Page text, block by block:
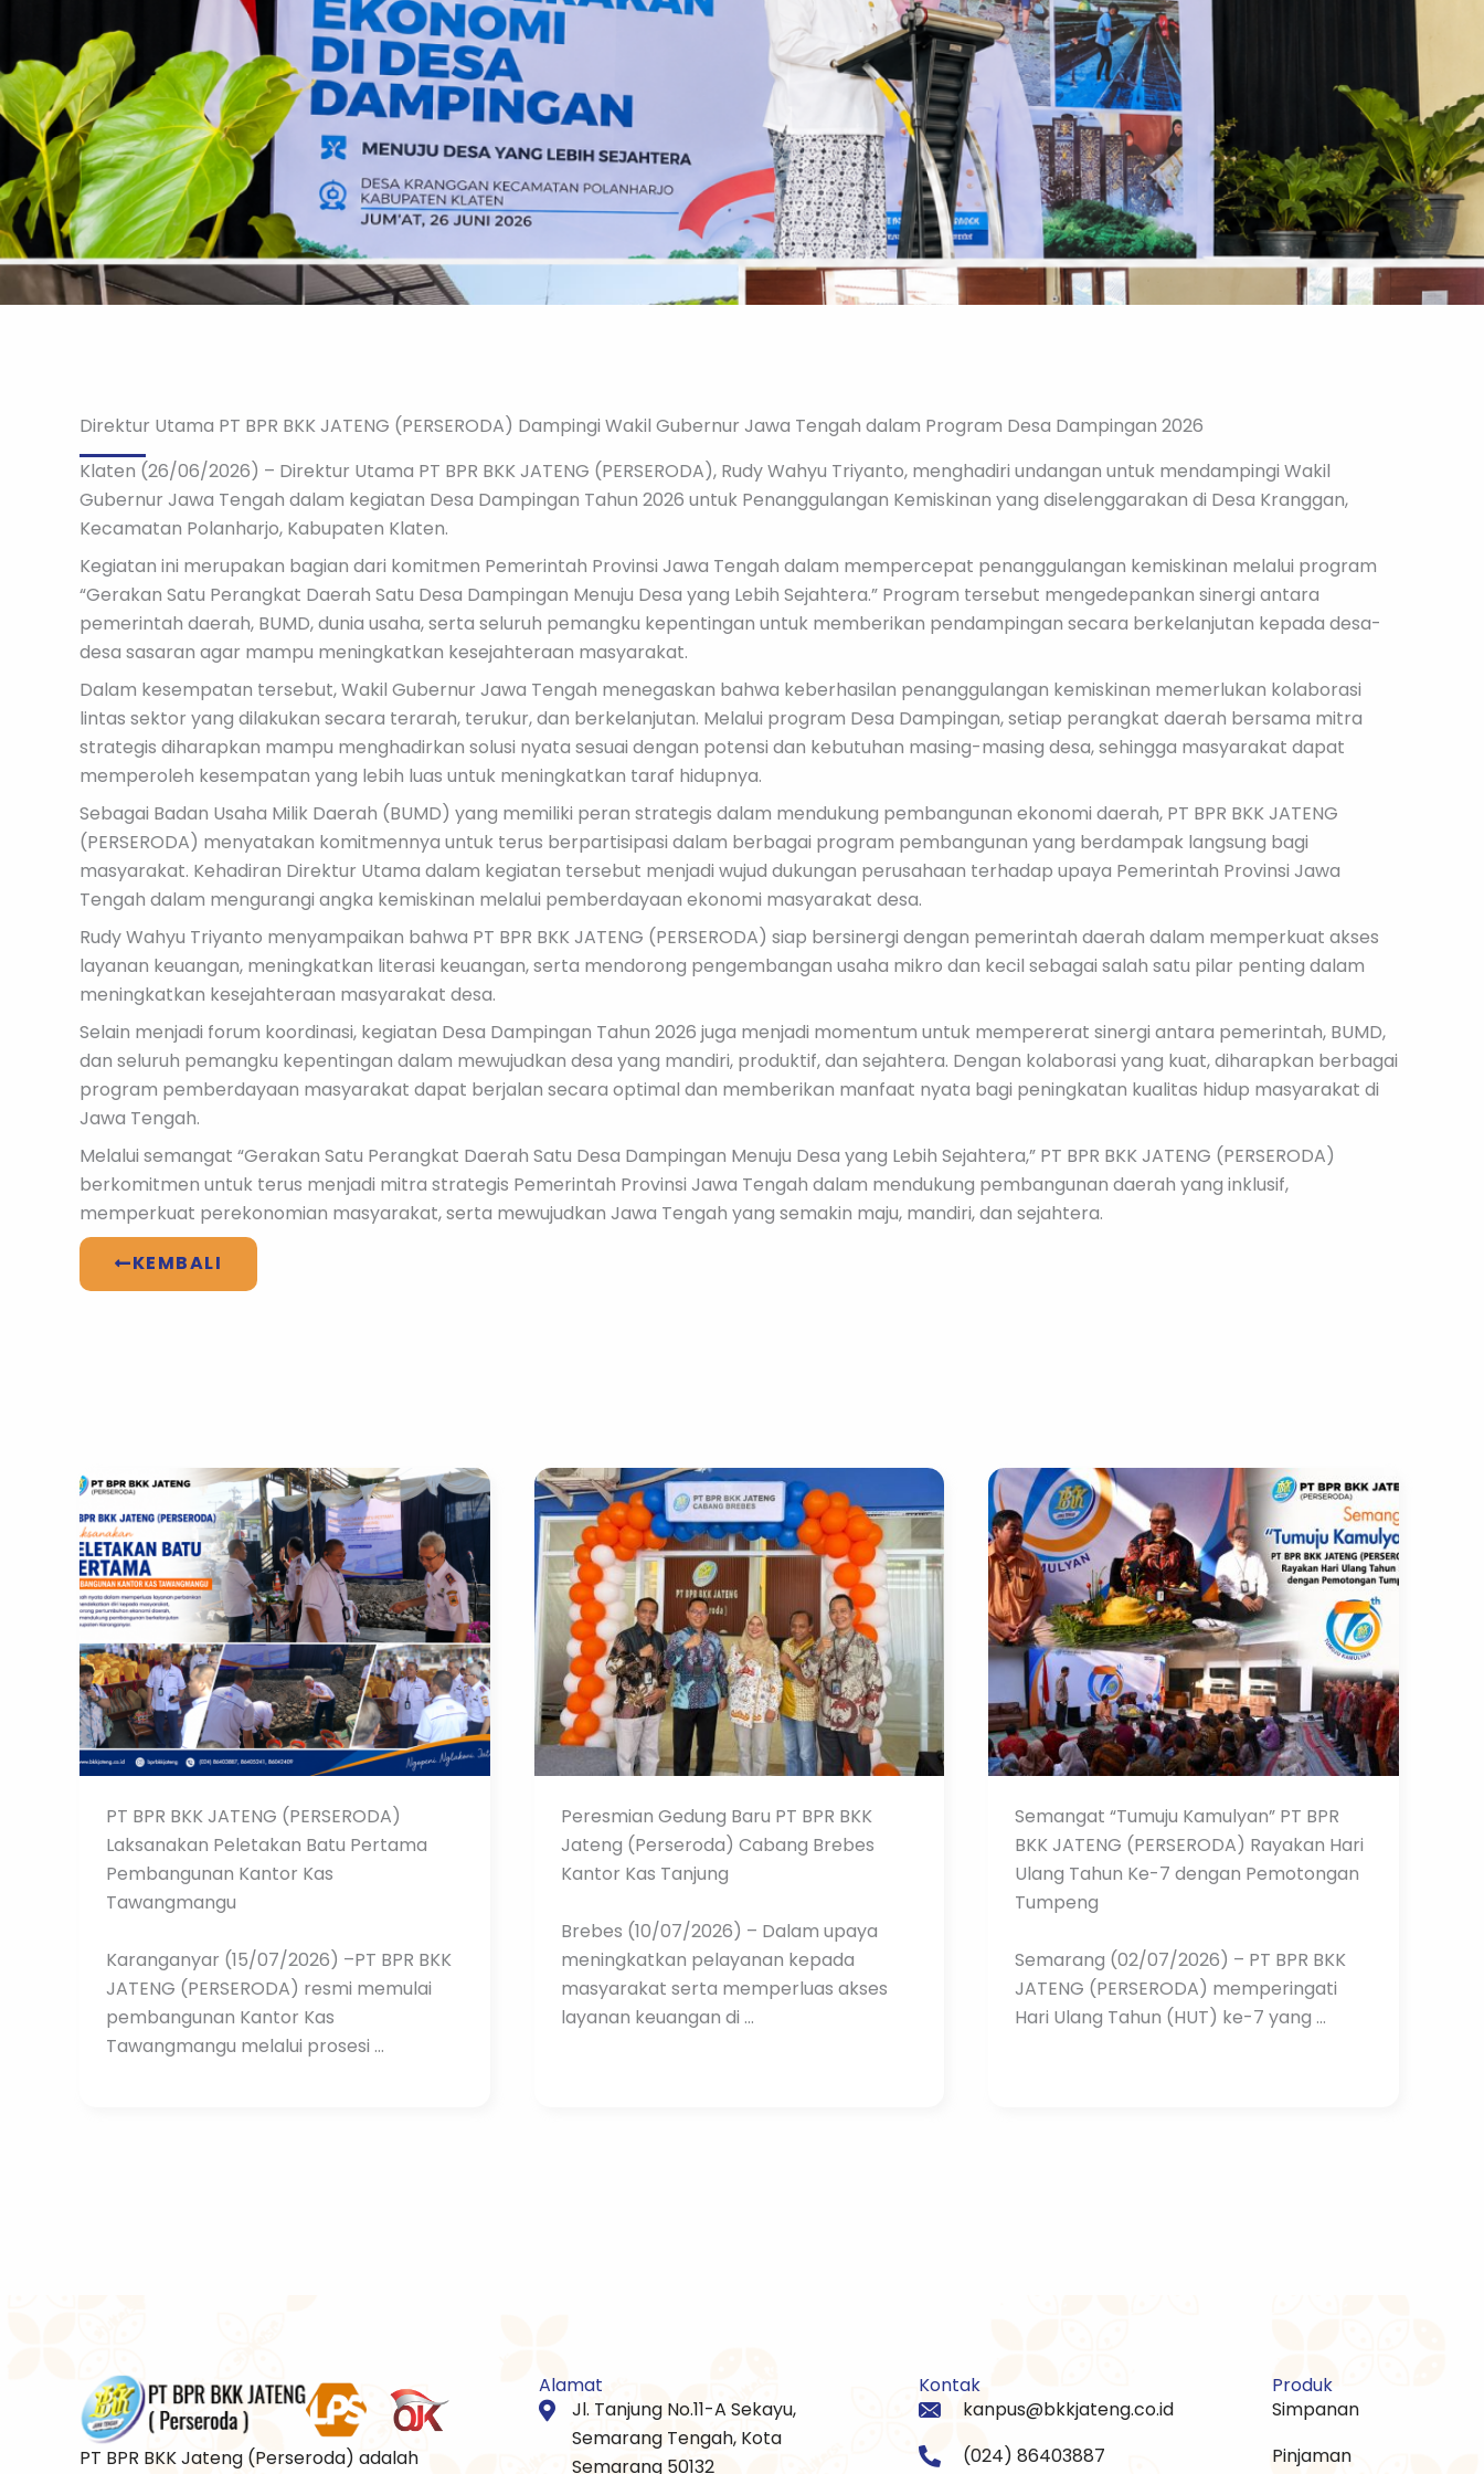
Direktur Utama PT BPR BKK JATENG (PERSERODA) Dampingi Wakil Gubernur Jawa Tengah dalam Program Desa Dampingan 2026
Klaten (26/06/2026) – Direktur Utama PT BPR BKK JATENG (PERSERODA), Rudy Wahyu Triyanto, menghadiri undangan untuk mendampingi Wakil
Gubernur Jawa Tengah dalam kegiatan Desa Dampingan Tahun 2026 untuk Penanggulangan Kemiskinan yang diselenggarakan di Desa Kranggan,
Kecamatan Polanharjo, Kabupaten Klaten.
Kegiatan ini merupakan bagian dari komitmen Pemerintah Provinsi Jawa Tengah dalam mempercepat penanggulangan kemiskinan melalui program
“Gerakan Satu Perangkat Daerah Satu Desa Dampingan Menuju Desa yang Lebih Sejahtera.” Program tersebut mengedepankan sinergi antara
pemerintah daerah, BUMD, dunia usaha, serta seluruh pemangku kepentingan untuk memberikan pendampingan secara berkelanjutan kepada desa-
desa sasaran agar mampu meningkatkan kesejahteraan masyarakat.
Dalam kesempatan tersebut, Wakil Gubernur Jawa Tengah menegaskan bahwa keberhasilan penanggulangan kemiskinan memerlukan kolaborasi
lintas sektor yang dilakukan secara terarah, terukur, dan berkelanjutan. Melalui program Desa Dampingan, setiap perangkat daerah bersama mitra
strategis diharapkan mampu menghadirkan solusi nyata sesuai dengan potensi dan kebutuhan masing-masing desa, sehingga masyarakat dapat
memperoleh kesempatan yang lebih luas untuk meningkatkan taraf hidupnya.
Sebagai Badan Usaha Milik Daerah (BUMD) yang memiliki peran strategis dalam mendukung pembangunan ekonomi daerah, PT BPR BKK JATENG
(PERSERODA) menyatakan komitmennya untuk terus berpartisipasi dalam berbagai program pembangunan yang berdampak langsung bagi
masyarakat. Kehadiran Direktur Utama dalam kegiatan tersebut menjadi wujud dukungan perusahaan terhadap upaya Pemerintah Provinsi Jawa
Tengah dalam mengurangi angka kemiskinan melalui pemberdayaan ekonomi masyarakat desa.
Rudy Wahyu Triyanto menyampaikan bahwa PT BPR BKK JATENG (PERSERODA) siap bersinergi dengan pemerintah daerah dalam memperkuat akses
layanan keuangan, meningkatkan literasi keuangan, serta mendorong pengembangan usaha mikro dan kecil sebagai salah satu pilar penting dalam
meningkatkan kesejahteraan masyarakat desa.
Selain menjadi forum koordinasi, kegiatan Desa Dampingan Tahun 2026 juga menjadi momentum untuk mempererat sinergi antara pemerintah, BUMD,
dan seluruh pemangku kepentingan dalam mewujudkan desa yang mandiri, produktif, dan sejahtera. Dengan kolaborasi yang kuat, diharapkan berbagai
program pemberdayaan masyarakat dapat berjalan secara optimal dan memberikan manfaat nyata bagi peningkatan kualitas hidup masyarakat di
Jawa Tengah.
Melalui semangat “Gerakan Satu Perangkat Daerah Satu Desa Dampingan Menuju Desa yang Lebih Sejahtera,” PT BPR BKK JATENG (PERSERODA)
berkomitmen untuk terus menjadi mitra strategis Pemerintah Provinsi Jawa Tengah dalam mendukung pembangunan daerah yang inklusif,
memperkuat perekonomian masyarakat, serta mewujudkan Jawa Tengah yang semakin maju, mandiri, dan sejahtera.
KEMBALI
PT BPR BKK JATENG (PERSERODA)
Laksanakan Peletakan Batu Pertama
Pembangunan Kantor Kas
Tawangmangu
Karanganyar (15/07/2026) –PT BPR BKK
JATENG (PERSERODA) resmi memulai
pembangunan Kantor Kas
Tawangmangu melalui prosesi ...
Peresmian Gedung Baru PT BPR BKK
Jateng (Perseroda) Cabang Brebes
Kantor Kas Tanjung
Brebes (10/07/2026) – Dalam upaya
meningkatkan pelayanan kepada
masyarakat serta memperluas akses
layanan keuangan di ...
Semangat “Tumuju Kamulyan” PT BPR
BKK JATENG (PERSERODA) Rayakan Hari
Ulang Tahun Ke-7 dengan Pemotongan
Tumpeng
Semarang (02/07/2026) – PT BPR BKK
JATENG (PERSERODA) memperingati
Hari Ulang Tahun (HUT) ke-7 yang ...
PT BPR BKK Jateng (Perseroda) adalah
Alamat
Jl. Tanjung No.11-A Sekayu,
Semarang Tengah, Kota
Semarang 50132
Kontak
kanpus@bkkjateng.co.id
(024) 86403887
Produk
Simpanan
Pinjaman